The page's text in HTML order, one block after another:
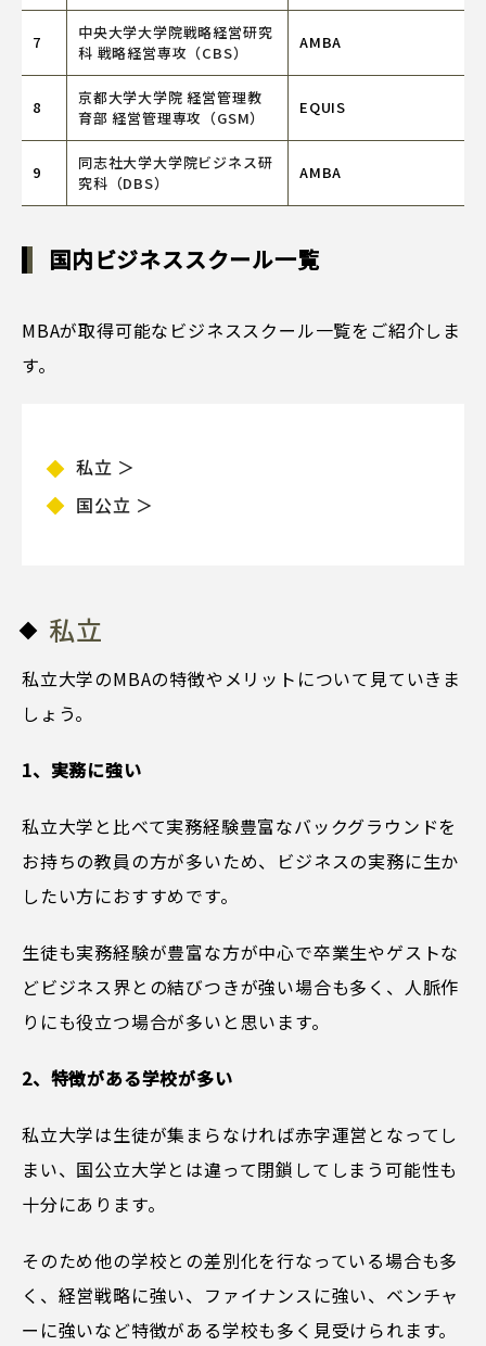
7
中央大学大学院戦略経営研究
科 戦略経営専攻（CBS）
AMBA
8
京都大学大学院 経営管理教
育部 経営管理専攻（GSM）
EQUIS
9
同志社大学大学院ビジネス研
究科（DBS）
AMBA
国内ビジネススクール一覧
MBAが取得可能なビジネススクール一覧をご紹介しま
す。
私立 ＞
国公立 ＞
私立
私立大学のMBAの特徴やメリットについて見ていきま
しょう。
1、実務に強い
私立大学と比べて実務経験豊富なバックグラウンドを
お持ちの教員の方が多いため、ビジネスの実務に生か
したい方におすすめです。
生徒も実務経験が豊富な方が中心で卒業生やゲストな
どビジネス界との結びつきが強い場合も多く、人脈作
りにも役立つ場合が多いと思います。
2、特徴がある学校が多い
私立大学は生徒が集まらなければ赤字運営となってし
まい、国公立大学とは違って閉鎖してしまう可能性も
十分にあります。
そのため他の学校との差別化を行なっている場合も多
く、経営戦略に強い、ファイナンスに強い、ベンチャ
ーに強いなど特徴がある学校も多く見受けられます。